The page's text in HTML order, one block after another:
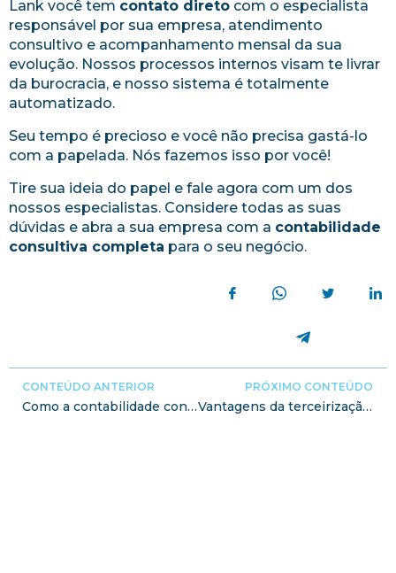
Lank você tem contato direto com o especialista
responsável por sua empresa, atendimento
consultivo e acompanhamento mensal da sua
evolução. Nossos processos internos visam te livrar
da burocracia, e nosso sistema é totalmente
automatizado.
Seu tempo é precioso e você não precisa gastá-lo
com a papelada. Nós fazemos isso por você!
Tire sua ideia do papel e fale agora com um dos
nossos especialistas. Considere todas as suas
dúvidas e abra a sua empresa com a contabilidade
consultiva completa para o seu negócio.
CONTEÚDO ANTERIOR
Como a contabilidade consultiva atua na sua empresa
PRÓXIMO CONTEÚDO
Vantagens da terceirização financeira